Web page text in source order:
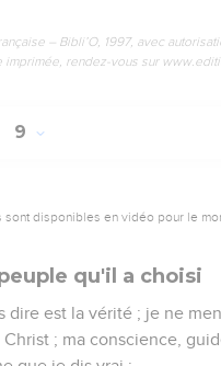
– Bibli’O, 1997, avec
imprimée, rendez-vous sur
9
sont disponibles en vidéo pour le
qu'il a choisi
dire est la vérité ; je ne
Christ ; ma conscience,